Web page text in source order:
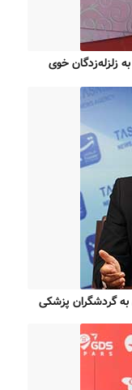
زلزله‌زدگان خوی
گردشگران پزشکی